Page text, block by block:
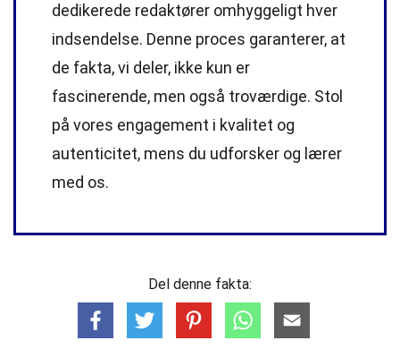
dedikerede redaktører omhyggeligt hver
indsendelse. Denne proces garanterer, at
de fakta, vi deler, ikke kun er
fascinerende, men også troværdige. Stol
på vores engagement i kvalitet og
autenticitet, mens du udforsker og lærer
med os.
Del denne fakta: